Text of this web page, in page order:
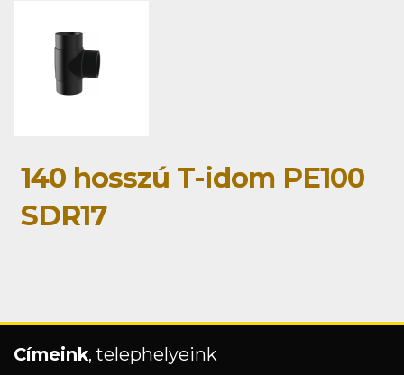
140 hosszú T-idom PE100
SDR17
Címeink, telephelyeink